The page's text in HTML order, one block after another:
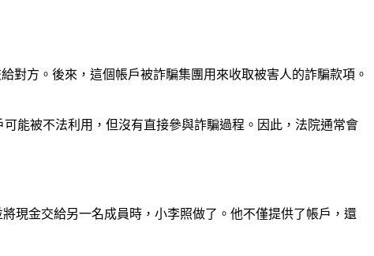
對方。後來，這個帳戶被詐騙集團用來收取被害人的詐騙款項。
能被不法利用，但沒有直接參與詐騙過程。因此，法院通常會
現金交給另一名成員時，小李照做了。他不僅提供了帳戶，還